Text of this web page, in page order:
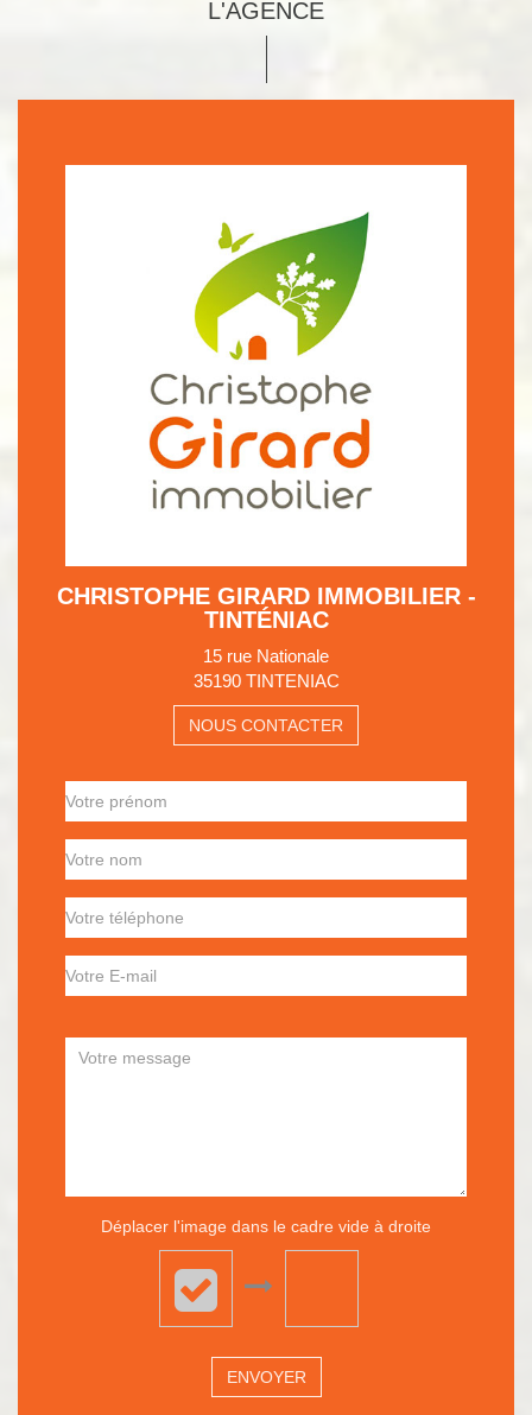
L'AGENCE
CHRISTOPHE GIRARD IMMOBILIER -
TINTÉNIAC
15 rue Nationale
35190 TINTENIAC
NOUS CONTACTER
Déplacer l'image dans le cadre vide à droite
ENVOYER